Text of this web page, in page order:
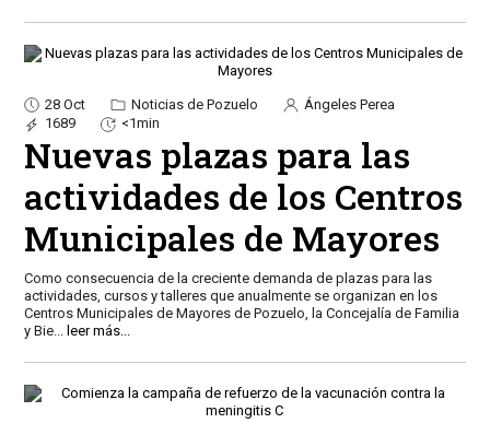
28 Oct Noticias de Pozuelo
Ángeles Perea
1689
<1min
Nuevas plazas para las
actividades de los Centros
Municipales de Mayores
Como consecuencia de la creciente demanda de plazas para las
actividades, cursos y talleres que anualmente se organizan en los
Centros Municipales de Mayores de Pozuelo, la Concejalía de Familia
y Bie... leer más...